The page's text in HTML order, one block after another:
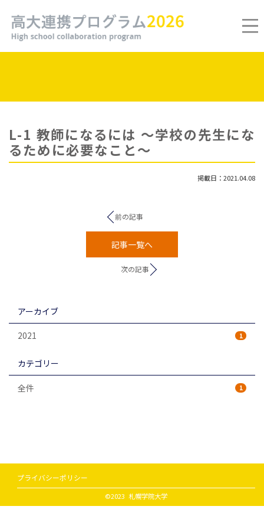
L-1 教師になるには ～学校の先生にな
るために必要なこと～
掲載日：2021.04.08
前の記事
記事一覧へ
次の記事
アーカイブ
2021 1
カテゴリー
全件 1
プライバシーポリシー
©2023 札幌学院大学